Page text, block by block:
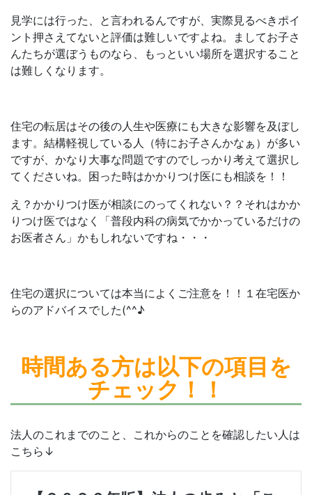
見学には行った、と言われるんですが、実際見るべきポイ
ント押さえてないと評価は難しいですよね。ましてお子さ
んたちが選ぼうものなら、もっといい場所を選択すること
は難しくなります。
住宅の転居はその後の人生や医療にも大きな影響を及ぼし
ます。結構軽視している人（特にお子さんかなぁ）が多い
ですが、かなり大事な問題ですのでしっかり考えて選択し
てくださいね。困った時はかかりつけ医にも相談を！！
え？かかりつけ医が相談にのってくれない？？それはかか
りつけ医ではなく「普段内科の病気でかかっているだけの
お医者さん」かもしれないですね・・・
住宅の選択については本当によくご注意を！！１在宅医か
らのアドバイスでした(^^♪
時間ある方は以下の項目を
チェック！！
法人のこれまでのこと、これからのことを確認したい人は
こちら↓